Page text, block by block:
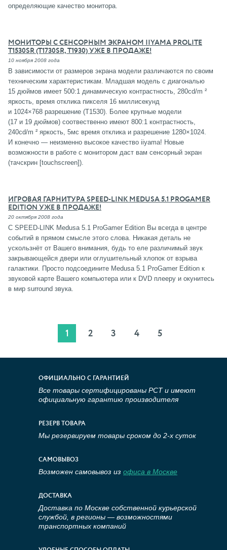
определяющие качество монитора.
МОНИТОРЫ С СЕНСОРНЫМ ЭКРАНОМ IIYAMA PROLITE
T1530SR (T1730SR, T1930) УЖЕ В ПРОДАЖЕ!
10 ноября 2008 года
В зависимости от размеров экрана модели различаются по своим
техническим характеристикам. Младшая модель с диагональю
15 дюймов имеет 500:1 динамическую контрастность, 280cd/m ²
яркость, время отклика пикселя 16 миллисекунд
и 1024×768 разрешение (T1530). Более крупные модели
(17 и 19 дюймов) соотвественно имеют 800:1 контрастность,
240cd/m ² яркость, 5мс время отклика и разрешение 1280×1024.
И конечно — неизменно высокое качество iiyama! Новые
возможности в работе с монитором даст вам сенсорный экран
(тачскрин [touchscreen]).
ИГРОВАЯ ГАРНИТУРА SPEED-LINK MEDUSA 5.1 PROGAMER
EDITION УЖЕ В ПРОДАЖЕ!
20 октября 2008 года
С SPEED-LINK Medusa 5.1 ProGamer Edition Вы всегда в центре
событий в прямом смысле этого слова. Никакая деталь не
ускользнёт от Вашего внимания, будь то еле различимый звук
закрывающейся двери или оглушительный хлопок от взрыва
галактики. Просто подсоедините Medusa 5.1 ProGamer Edition к
звуковой карте Вашего компьютера или к DVD плееру и окунитесь
в мир surround звука.
1 2 3 4 5
ОФИЦИАЛЬНО С ГАРАНТИЕЙ
Все товары сертифицированы РСТ и имеют
официальную гарантию производителя
РЕЗЕРВ ТОВАРА
Мы резервируем товары сроком до 2-х суток
САМОВЫВОЗ
Возможен самовывоз из офиса в Москве
ДОСТАВКА
Доставка по Москве собственной курьерской
службой, в регионы — возможностями
транспортных компаний